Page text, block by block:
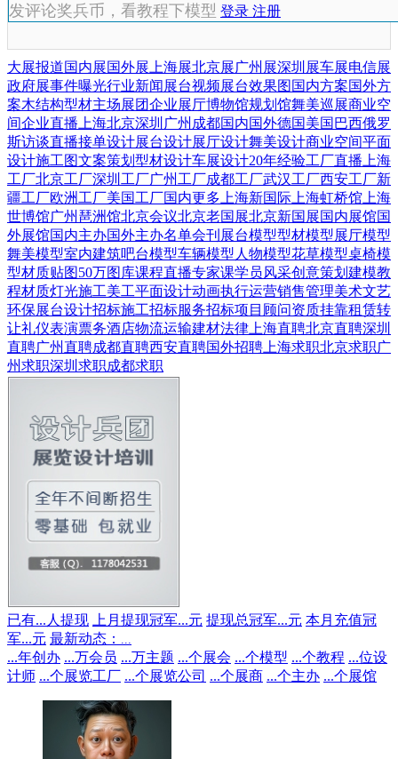
发评论奖兵币，看教程下模型 登录 注册
大展报道国内展国外展 上海展北京展广州展深圳展车展电信展
政府展事件曝光行业新闻 展台视频展台效果图 国内方案国外方
案木结构型材主场展团企业展厅博物馆规划馆舞美巡展商业空
间企业直播 上海北京深圳 广州 成都国内国外德国美国 巴西俄罗
斯访谈直播接单设计展台设计展厅设计舞美设计商业空间平面
设计施工图文案策划 型材设计车展设计20年经验工厂直播 上海
工厂北京工厂深圳工厂广州工厂成都工厂武汉工厂西安工厂新
疆工厂欧洲工厂美国工厂国内更多 上海新国际 上海虹桥馆 上海
世博馆广州琶洲馆北京会议北京老国展北京新国展国内展馆国
外展馆国内主办国外主办名单会刊 展台模型型材模型展厅模型
舞美模型室内建筑吧台模型车辆模型 人物模型花草模型桌椅模
型材质贴图50万图库课程直播专家课学员风采创意策划 建模教
程材质灯光施工美工平面设计动画执行运营销售管理美术文艺
环保展台设计招标施工招标服务招标项目顾问资质挂靠租赁转
让礼仪表演票务酒店物流运输建材法律 上海直聘北京直聘深圳
直聘广州直聘成都直聘西安直聘国外招聘 上海求职北京求职广
州求职深圳求职成都求职
已有... 人提现 上月提现冠军...元 提现总冠军...元 本月充值冠
军...元 最新动态：
...年创办 ...万会员 ...万主题 ...个展会 ...个模型 ...个教程 ...位设
计师 ...个展览工厂 ...个展览公司 ...个展商 ...个主办 ...个展馆